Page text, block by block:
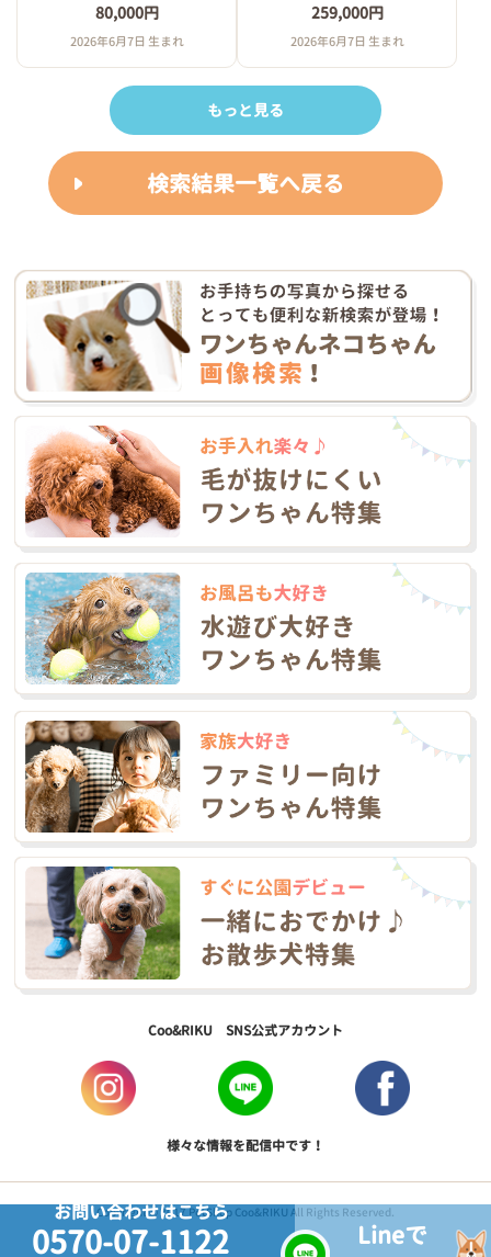
80,000円
2026年6月7日 生まれ
259,000円
2026年6月7日 生まれ
もっと見る
検索結果一覧へ戻る
お問い合わせはこちら
0570-07-1122
Lineで
Coo&RIKU SNS公式アカウント
様々な情報を配信中です！
Copyright © 2017 PetShop Coo&RIKU All Rights Reserved.